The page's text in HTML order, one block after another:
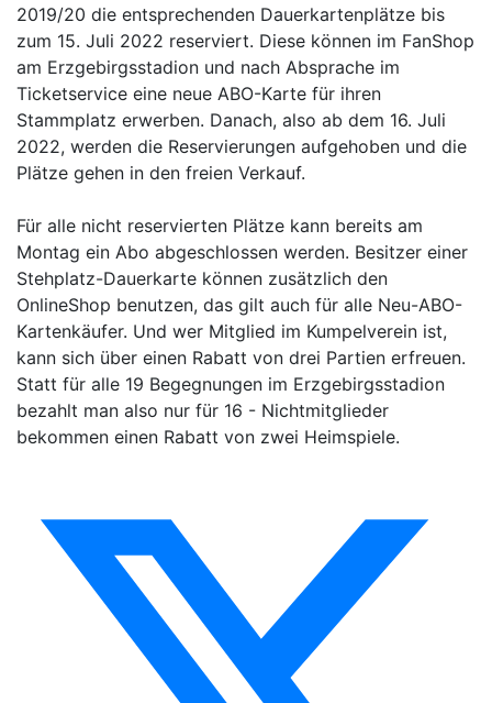
2019/20 die entsprechenden Dauerkartenplätze bis
zum 15. Juli 2022 reserviert. Diese können im FanShop
am Erzgebirgsstadion und nach Absprache im
Ticketservice eine neue ABO-Karte für ihren
Stammplatz erwerben. Danach, also ab dem 16. Juli
2022, werden die Reservierungen aufgehoben und die
Plätze gehen in den freien Verkauf.
Für alle nicht reservierten Plätze kann bereits am
Montag ein Abo abgeschlossen werden. Besitzer einer
Stehplatz-Dauerkarte können zusätzlich den
OnlineShop benutzen, das gilt auch für alle Neu-ABO-
Kartenkäufer. Und wer Mitglied im Kumpelverein ist,
kann sich über einen Rabatt von drei Partien erfreuen.
Statt für alle 19 Begegnungen im Erzgebirgsstadion
bezahlt man also nur für 16 - Nichtmitglieder
bekommen einen Rabatt von zwei Heimspiele.